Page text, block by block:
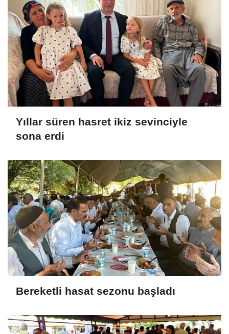
Yıllar süren hasret ikiz sevinciyle
sona erdi
Bereketli hasat sezonu başladı